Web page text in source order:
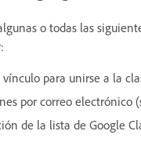
o todas las
vínculo para unirse a la
por correo electrónico
de la lista de Google